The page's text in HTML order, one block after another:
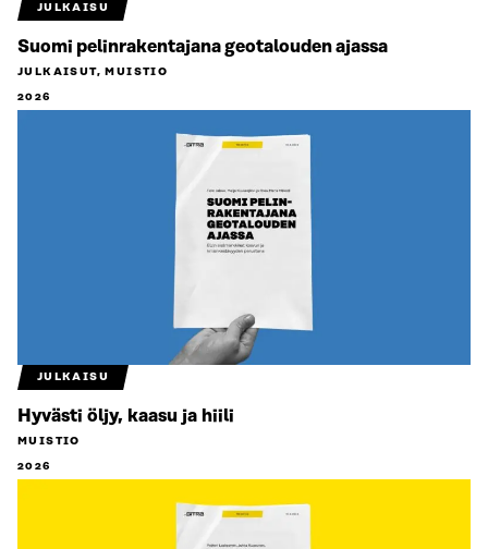
JULKAISU
Suomi pelinrakentajana geotalouden ajassa
JULKAISUT, MUISTIO
2026
JULKAISU
Hyvästi öljy, kaasu ja hiili
MUISTIO
2026